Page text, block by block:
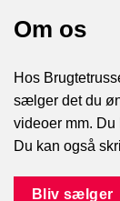
Om os
Hos
sælger det du
videoer mm.
Du kan også
Bliv sælger